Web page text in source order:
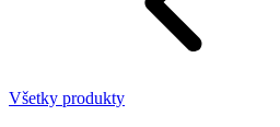
Všetky produkty